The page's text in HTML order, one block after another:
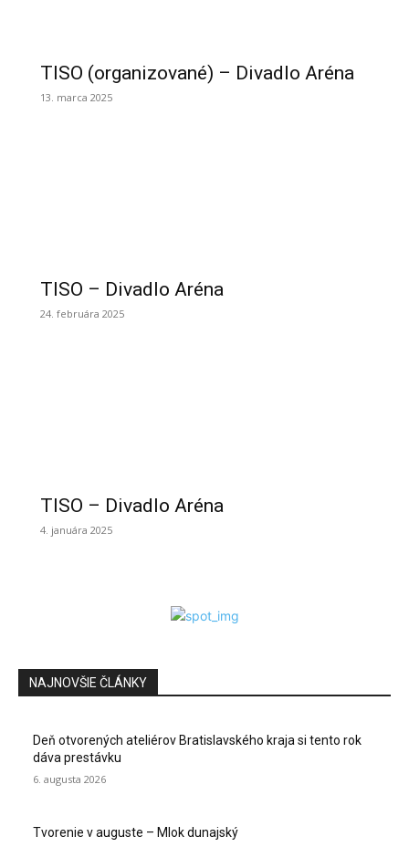
TISO (organizované) – Divadlo Aréna
13. marca 2025
TISO – Divadlo Aréna
24. februára 2025
TISO – Divadlo Aréna
4. januára 2025
NAJNOVŠIE ČLÁNKY
Deň otvorených ateliérov Bratislavského kraja si tento rok
dáva prestávku
6. augusta 2026
Tvorenie v auguste – Mlok dunajský